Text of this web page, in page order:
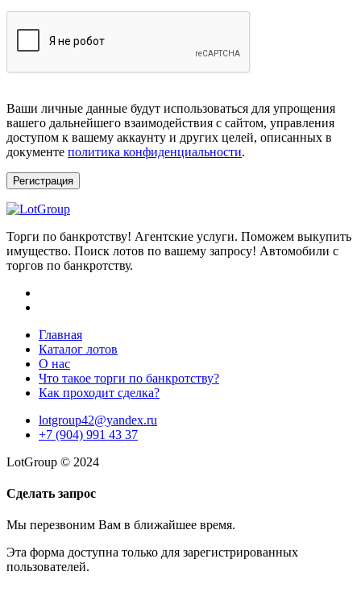
Ваши личные данные будут использоваться для упрощения
вашего дальнейшего взаимодействия с сайтом, управления
доступом к вашему аккаунту и других целей, описанных в
документе политика конфиденциальности.
Регистрация
Торги по банкротству! Агентские услуги. Поможем выкупить
имущество. Поиск лотов по вашему запросу! Автомобили с
торгов по банкротству.
Главная
Каталог лотов
О нас
Что такое торги по банкротству?
Как проходит сделка?
lotgroup42@yandex.ru
+7 (904) 991 43 37
LotGroup © 2024
Сделать запрос
Мы перезвоним Вам в ближайшее время.
Эта форма доступна только для зарегистрированных
пользователей.